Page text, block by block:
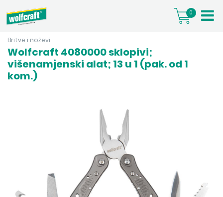
0
Britve i noževi
Wolfcraft 4080000 sklopivi;
višenamjenski alat; 13 u 1 (pak. od 1
kom.)